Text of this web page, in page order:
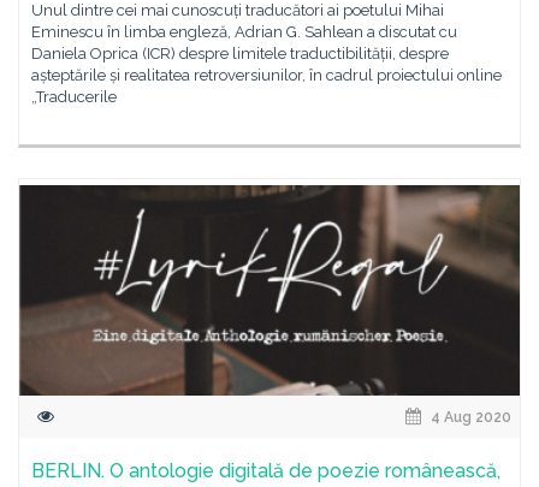
Unul dintre cei mai cunoscuți traducători ai poetului Mihai
Eminescu în limba engleză, Adrian G. Sahlean a discutat cu
Daniela Oprica (ICR) despre limitele traductibilității, despre
așteptările și realitatea retroversiunilor, în cadrul proiectului online
„Traducerile
4 Aug 2020
BERLIN. O antologie digitală de poezie românească,